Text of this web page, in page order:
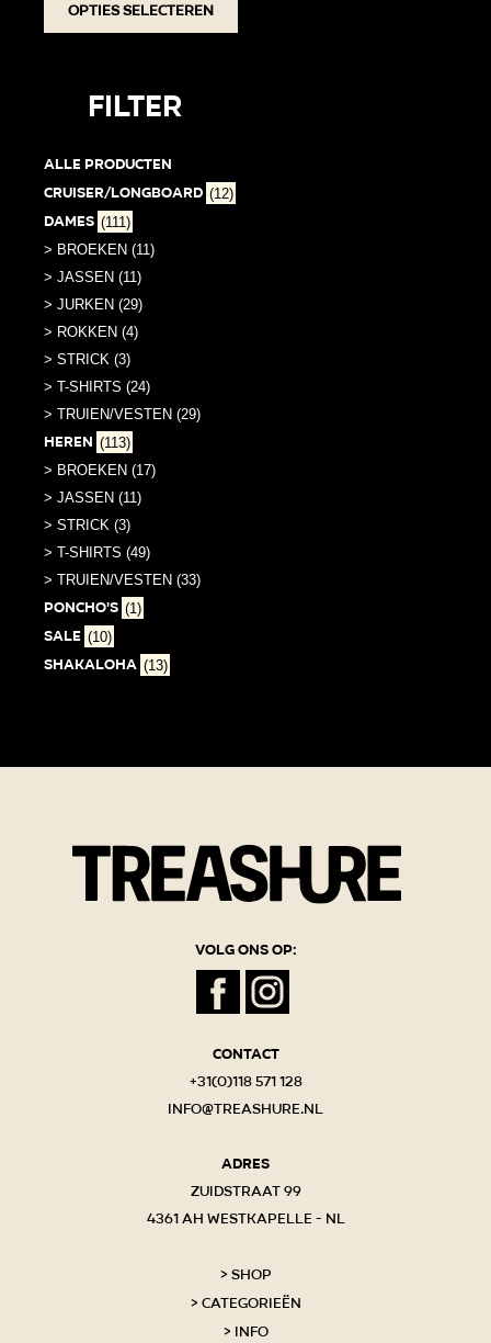
Opties selecteren
product
Filter
Alle producten
Cruiser/Longboard (12)
Dames (111)
> BROEKEN (11)
> JASSEN (11)
> JURKEN (29)
> ROKKEN (4)
> STRICK (3)
> T-SHIRTS (24)
> TRUIEN/VESTEN (29)
Heren (113)
> BROEKEN (17)
> JASSEN (11)
> STRICK (3)
> T-SHIRTS (49)
> TRUIEN/VESTEN (33)
PONCHO'S (1)
SALE (10)
Shakaloha (13)
Volg ons op:
Contact
+31(0)118 571 128
info@treashure.nl
Adres
Zuidstraat 99
4361 AH Westkapelle - NL
Shop
Categorieën
Info